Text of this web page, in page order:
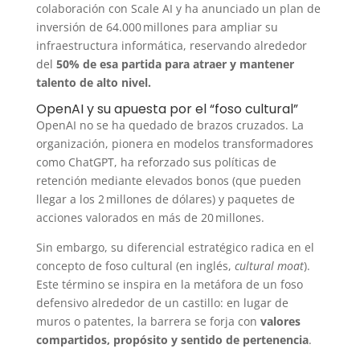
colaboración con Scale AI y ha anunciado un plan de
inversión de 64.000 millones para ampliar su
infraestructura informática, reservando alrededor
del 50% de esa partida para atraer y mantener
talento de alto nivel.
OpenAI y su apuesta por el “foso cultural”
OpenAI no se ha quedado de brazos cruzados. La
organización, pionera en modelos transformadores
como ChatGPT, ha reforzado sus políticas de
retención mediante elevados bonos (que pueden
llegar a los 2 millones de dólares) y paquetes de
acciones valorados en más de 20 millones.
Sin embargo, su diferencial estratégico radica en el
concepto de foso cultural (en inglés, cultural moat).
Este término se inspira en la metáfora de un foso
defensivo alrededor de un castillo: en lugar de
muros o patentes, la barrera se forja con valores
compartidos, propósito y sentido de pertenencia.